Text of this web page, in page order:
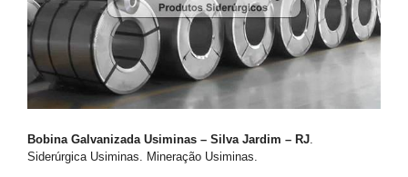
Bobina Galvanizada Usiminas – Silva Jardim – RJ.
Siderúrgica Usiminas. Mineração Usiminas.